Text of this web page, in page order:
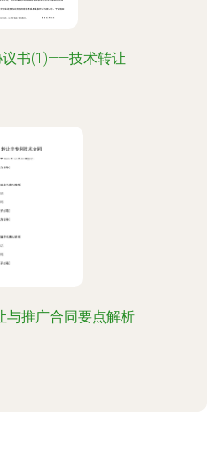
书(1)——技术转让
与推广合同要点解析